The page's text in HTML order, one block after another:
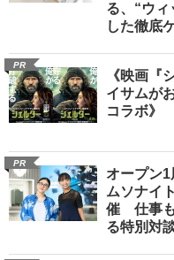
る、“ウ
した徹底
PR
《映画『
イサムが
コラボ》
PR
オープン
ムソナイ
催 仕事も
る特別対